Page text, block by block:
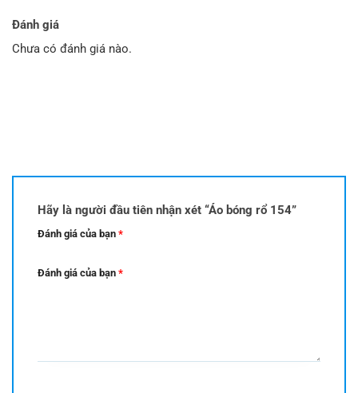
Đánh giá
Chưa có đánh giá nào.
Hãy là người đầu tiên nhận xét “Áo bóng rổ 154”
Đánh giá của bạn *
Đánh giá của bạn *